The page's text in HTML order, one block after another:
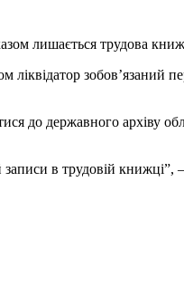
лишається трудова
зобов’язаний
державного архіву
в трудовій книжці”,